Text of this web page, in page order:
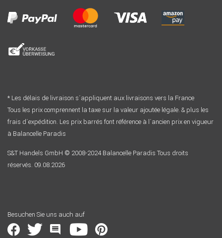
* Les délais de livraison s´appliquent aux livraisons vers la France
Tous les prix comprennent la taxe sur la valeur ajoutée légale. & plus les
frais d´expédition. Les prix barrés font référence à l´ancien prix en vigueur
à Balancelle Paradis
S&T Handels GmbH © 2008-2024 Balancelle Paradis Tous droits
réservés. 09.08.2026
Besuchen Sie uns auch auf